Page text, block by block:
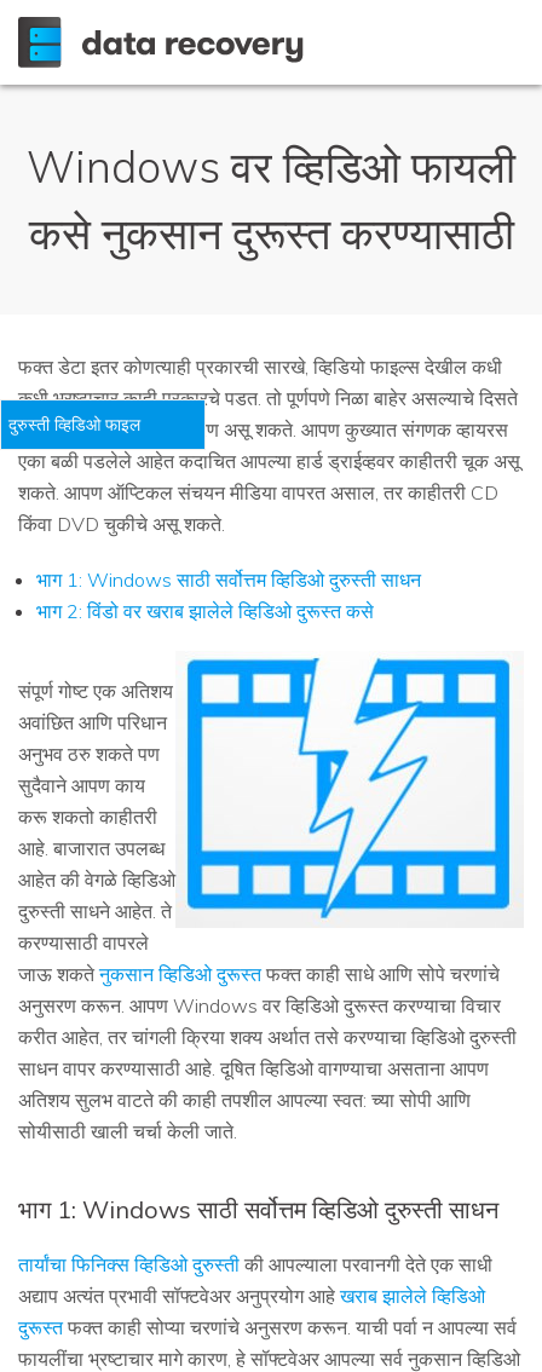
Windows वर व्हिडिओ फायली
कसे नुकसान दुरूस्त करण्यासाठी
फक्त डेटा इतर कोणत्याही प्रकारची सारखे, व्हिडियो फाइल्स देखील कधी
कधी भ्रष्टाचार काही प्रकारचे पडत. तो पूर्णपणे निळा बाहेर असल्याचे दिसते
असताना, तो काही स्पष्टीकरण असू शकते. आपण कुख्यात संगणक व्हायरस
एका बळी पडलेले आहेत कदाचित आपल्या हार्ड ड्राईव्हवर काहीतरी चूक असू
शकते. आपण ऑप्टिकल संचयन मीडिया वापरत असाल, तर काहीतरी CD
किंवा DVD चुकीचे असू शकते.
भाग 1: Windows साठी सर्वोत्तम व्हिडिओ दुरुस्ती साधन
भाग 2: विंडो वर खराब झालेले व्हिडिओ दुरूस्त कसे
संपूर्ण गोष्ट एक अतिशय
अवांछित आणि परिधान
अनुभव ठरु शकते पण
सुदैवाने आपण काय
करू शकतो काहीतरी
आहे. बाजारात उपलब्ध
आहेत की वेगळे व्हिडिओ
दुरुस्ती साधने आहेत. ते
करण्यासाठी वापरले
जाऊ शकतेनुकसान व्हिडिओ दुरूस्तफक्त काही साधे आणि सोपे चरणांचे
अनुसरण करून. आपण Windows वर व्हिडिओ दुरूस्त करण्याचा विचार
करीत आहेत, तर चांगली क्रिया शक्य अर्थात तसे करण्याचा व्हिडिओ दुरुस्ती
साधन वापर करण्यासाठी आहे. दूषित व्हिडिओ वागण्याचा असताना आपण
अतिशय सुलभ वाटते की काही तपशील आपल्या स्वत: च्या सोपी आणि
सोयीसाठी खाली चर्चा केली जाते.
भाग 1: Windows साठी सर्वोत्तम व्हिडिओ दुरुस्ती साधन
तार्यांचा फिनिक्स व्हिडिओ दुरुस्ती की आपल्याला परवानगी देते एक साधी
अद्याप अत्यंत प्रभावी सॉफ्टवेअर अनुप्रयोग आहेखराब झालेले व्हिडिओ
दुरूस्तफक्त काही सोप्या चरणांचे अनुसरण करून. याची पर्वा न आपल्या सर्व
फायलींचा भ्रष्टाचार मागे कारण, हे सॉफ्टवेअर आपल्या सर्व नुकसान व्हिडिओ
दुरुस्ती व्हिडिओ फाइल